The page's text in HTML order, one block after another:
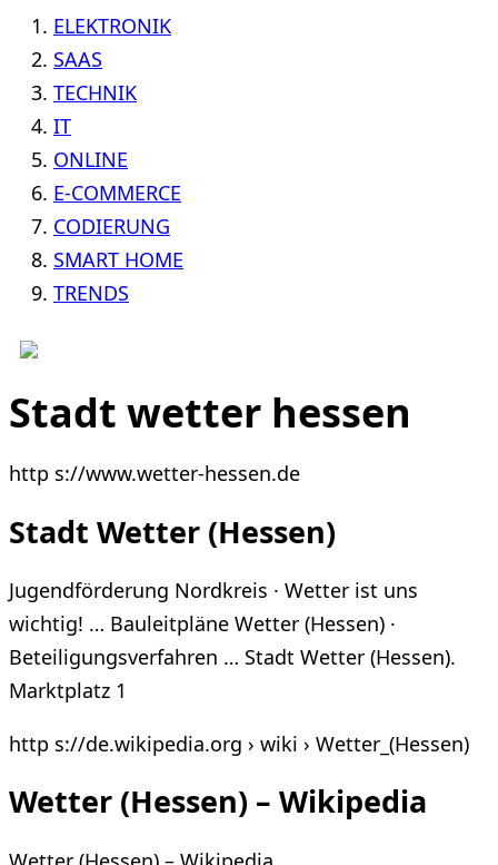
ELEKTRONIK
SAAS
TECHNIK
IT
ONLINE
E-COMMERCE
CODIERUNG
SMART HOME
TRENDS
Stadt wetter hessen
http s://www.wetter-hessen.de
Stadt Wetter (Hessen)
Jugendförderung Nordkreis · Wetter ist uns
wichtig! … Bauleitpläne Wetter (Hessen) ·
Beteiligungsverfahren … Stadt Wetter (Hessen).
Marktplatz 1
http s://de.wikipedia.org › wiki › Wetter_(Hessen)
Wetter (Hessen) – Wikipedia